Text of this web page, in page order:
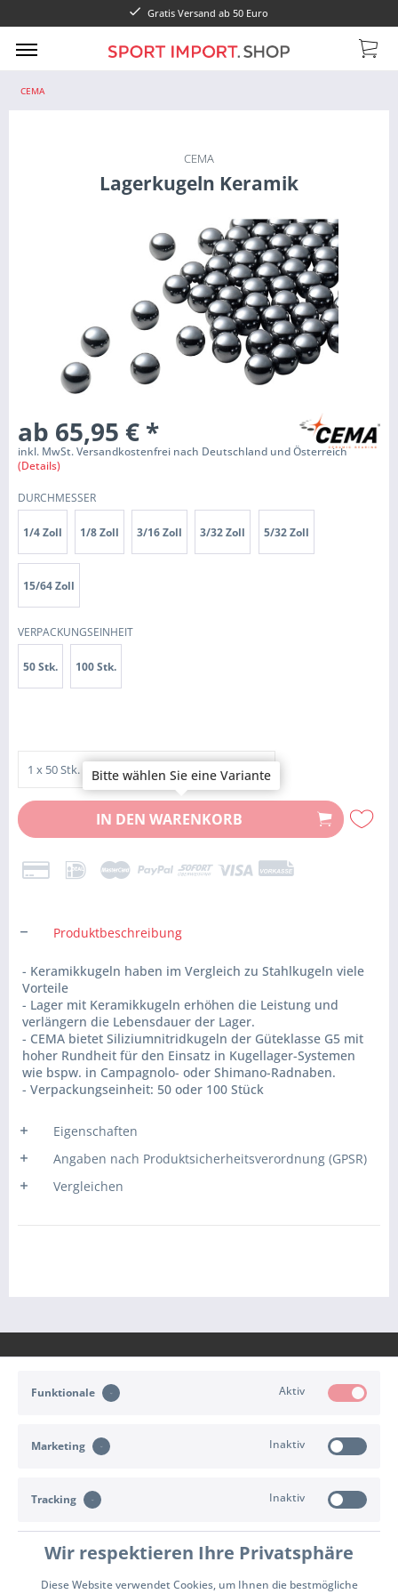
Gratis Versand ab 50 Euro
CEMA
CEMA
Lagerkugeln Keramik
ab 65,95 € *
inkl. MwSt. Versandkostenfrei nach Deutschland und Österreich
(Details)
DURCHMESSER
1/4 Zoll 1/8 Zoll 3/16 Zoll 3/32 Zoll 5/32 Zoll
15/64 Zoll
VERPACKUNGSEINHEIT
50 Stk. 100 Stk.
IN DEN WARENKORB
Produktbeschreibung
- Keramikkugeln haben im Vergleich zu Stahlkugeln viele
Vorteile
- Lager mit Keramikkugeln erhöhen die Leistung und
verlängern die Lebensdauer der Lager.
- CEMA bietet Siliziumnitridkugeln der Güteklasse G5 mit
hoher Rundheit für den Einsatz in Kugellager-Systemen
wie bspw. in Campagnolo- oder Shimano-Radnaben.
- Verpackungseinheit: 50 oder 100 Stück
Eigenschaften
Angaben nach Produktsicherheitsverordnung (GPSR)
Vergleichen
INFORMATIONEN
Cookie-Einstellungen Widerrufsrecht Versand- und Zahlungsbedingungen
Funktionale Aktiv
Marketing Inaktiv
Tracking Inaktiv
Wir respektieren Ihre Privatsphäre
Diese Website verwendet Cookies, um Ihnen die bestmögliche
Bitte wählen Sie eine Variante